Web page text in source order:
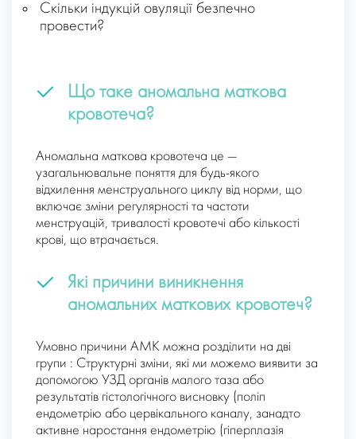
Cкільки індукцій овуляції безпечно
провести?
Що таке аномальна маткова
кровотеча?
Аномальна маткова кровотеча це —
узагальнювальне поняття для будь-якого
відхилення менструального циклу від норми, що
включає зміни регулярності та частоти
менструацій, тривалості кровотечі або кількості
крові, що втрачається.
Які причини виникнення
аномальних маткових кровотеч?
Умовно причини АМК можна розділити на дві
групи : Структурні зміни, які ми можемо виявити за
допомогою УЗД органів малого таза або
результатів гістологічного висновку (поліп
ендометрію або цервікального каналу, занадто
активне наростання ендометрію (гіперплазія